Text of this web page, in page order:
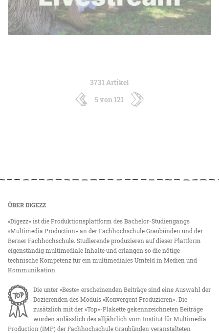
3731 Artikel
5 von 121
ÜBER DIGEZZ
«Digezz» ist die Produktionsplattform des Bachelor-Studiengangs
«Multimedia Production» an der Fachhochschule Graubünden und der
Berner Fachhochschule. Studierende produzieren auf dieser Plattform
eigenständig multimediale Inhalte und erlangen so die nötige
technische Kompetenz für ein multimediales Umfeld in Medien und
Kommunikation.
Die unter «Beste» erscheinenden Beiträge sind eine Auswahl der
Dozierenden des Moduls «Konvergent Produzieren». Die
zusätzlich mit der «Top»-Plakette gekennzeichneten Beiträge
wurden anlässlich des alljährlich vom Institut für Multimedia
Production (IMP) der Fachhochschule Graubünden veranstalteten